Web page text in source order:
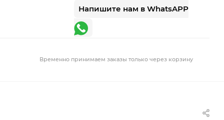
Напишите нам в WhatsAPP
Временно принимаем заказы только через корзину